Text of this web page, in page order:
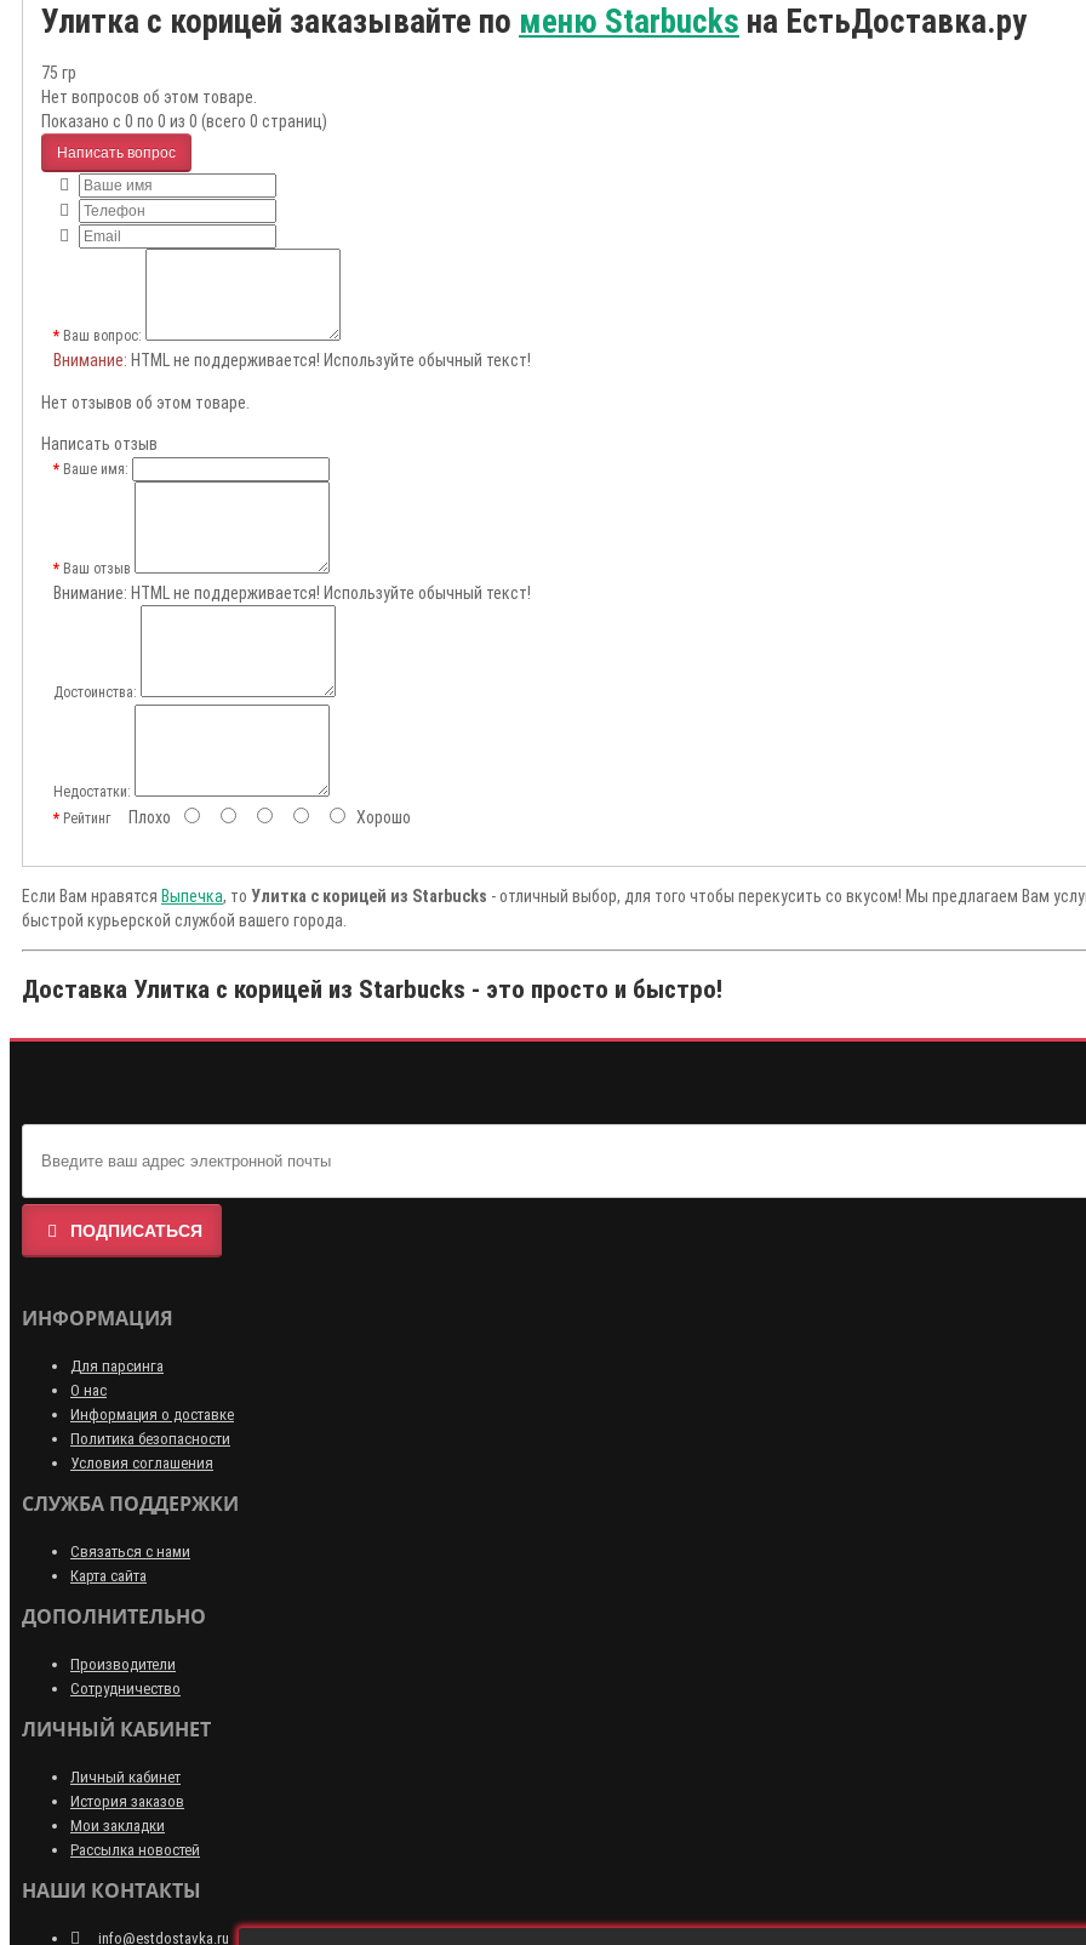
Улитка с корицей заказывайте по меню Starbucks на ЕстьДоставка.ру
75 гр
Нет вопросов об этом товаре.
Показано с 0 по 0 из 0 (всего 0 страниц)
Написать вопрос
Ваш вопрос:
Внимание: HTML не поддерживается! Используйте обычный текст!
Нет отзывов об этом товаре.
Написать отзыв
Ваше имя:
Ваш отзыв
Внимание: HTML не поддерживается! Используйте обычный текст!
Достоинства:
Недостатки:
РейтингПлохо Хорошо
Если Вам нравятся Выпечка, то Улитка с корицей из Starbucks - отличный выбор, для того чтобы перекусить со вкусом! Мы предлагаем Вам
быстрой курьерской службой вашего города.
Доставка Улитка с корицей из Starbucks - это просто и быстро!
ПОДПИСАТЬСЯ
ИНФОРМАЦИЯ
Для парсинга
О нас
Информация о доставке
Политика безопасности
Условия соглашения
СЛУЖБА ПОДДЕРЖКИ
Связаться с нами
Карта сайта
ДОПОЛНИТЕЛЬНО
Производители
Сотрудничество
ЛИЧНЫЙ КАБИНЕТ
Личный кабинет
История заказов
Мои закладки
Рассылка новостей
НАШИ КОНТАКТЫ
info@estdostavka.ru